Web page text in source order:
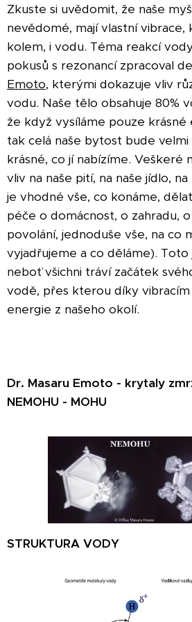
Zkuste si uvědomit, že naše
nevědomé, mají vlastní vibrace,
kolem, i vodu. Téma reakcí
pokusů s rezonancí zpracoval
Emoto, kterými dokazuje vliv
vodu. Naše tělo obsahuje 80%
že když vysíláme pouze krásné
tak celá naše bytost bude velmi
krásné, co jí nabízíme. Veškeré
vliv na naše pití, na naše jídlo,
je vhodné vše, co konáme,
péče o domácnost, o zahradu,
povolání, jednoduše vše, na co
vyjadřujeme a co děláme).
neboť všichni tráví začátek
vodě, přes kterou díky
energie z našeho okolí.
Dr. Masaru Emoto - krytaly
NEMOHU - MOHU
STRUKTURA VODY